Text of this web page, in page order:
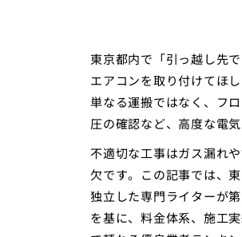
東京都内で「引っ越し先
エアコンを取り付けてほ
単なる運搬ではなく、フ
圧の確認など、高度な電
不適切な工事はガス漏れ
欠です。この記事では、
独立した専門ライターが
を基に、料金体系、施工